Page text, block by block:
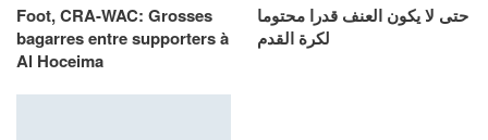
Foot, CRA-WAC: Grosses
bagarres entre supporters à
Al Hoceima
حتى لا يكون العنف قدرا محتوما
لكرة القدم